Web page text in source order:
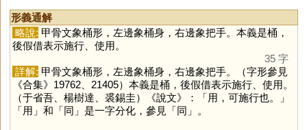
形義通解
略說: 甲骨文象桶形，左邊象桶身，右邊象把手。本義是桶，
後假借表示施行、使用。
35 字
詳解: 甲骨文象桶形，左邊象桶身，右邊象把手。（字形參見
《合集》19762、21405）本義是桶，後假借表示施行、使用。
（于省吾、楊樹達、裘錫圭）《說文》：「用，可施行也。」
「用 」和「同 」是一字分化，參見「同 」。